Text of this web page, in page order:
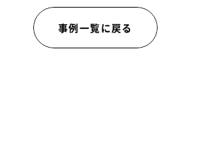
事例一覧に戻る